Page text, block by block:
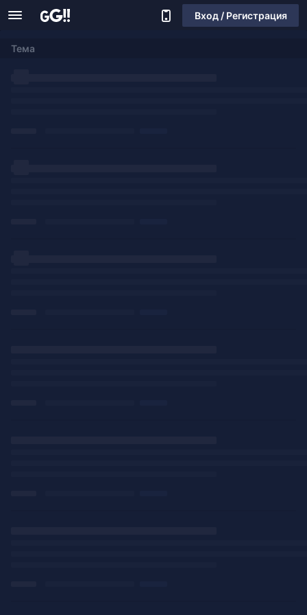
Вход / Регистрация
Тема